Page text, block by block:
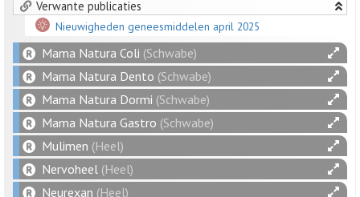
Verwante publicaties
Nieuwigheden geneesmiddelen april 2025
Mama Natura Coli (Schwabe)
Mama Natura Dento (Schwabe)
Mama Natura Dormi (Schwabe)
Mama Natura Gastro (Schwabe)
Mulimen (Heel)
Nervoheel (Heel)
Neurexan (Heel)